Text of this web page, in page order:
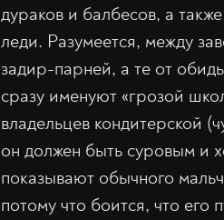
дураков и балбесов, а
леди. Разумеется, между
задир-парней, а те от
сразу именуют «грозой
владельцев кондитерской
он должен быть суровым и
показывают обычного
потому что боится, что